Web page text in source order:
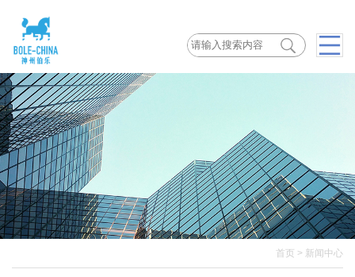
首页 > 新闻中心